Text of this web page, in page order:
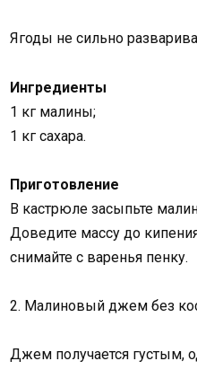
Ягоды не сильно
Ингредиенты
1 кг малины;
1 кг сахара.
Приготовление
В кастрюле засыпьте
Доведите массу до
снимайте с варенья пенку.
2. Малиновый джем без
Джем получается густым,